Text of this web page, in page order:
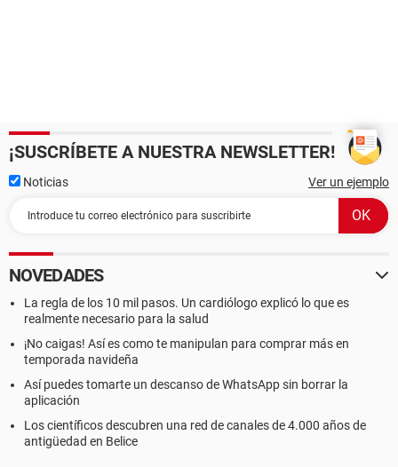
¡SUSCRÍBETE A NUESTRA NEWSLETTER!
Noticias Ver un ejemplo
NOVEDADES
La regla de los 10 mil pasos. Un cardiólogo explicó lo que es
realmente necesario para la salud
¡No caigas! Así es como te manipulan para comprar más en
temporada navideña
Así puedes tomarte un descanso de WhatsApp sin borrar la
aplicación
Los científicos descubren una red de canales de 4.000 años de
antigüedad en Belice